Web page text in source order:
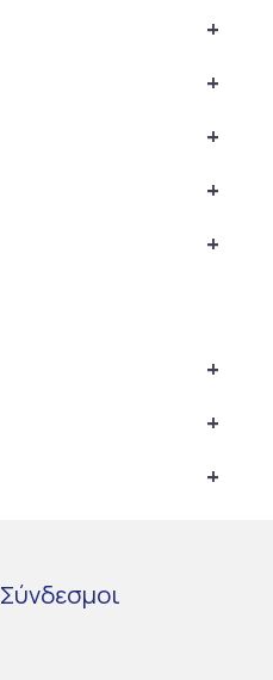
+
+
+
+
+
+
+
+
Σύνδεσμοι